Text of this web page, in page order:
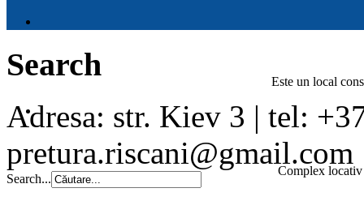
Este un local
Complex
Search
Adresa: str. Kiev 3 | tel:
pretura.riscani@gmail.com
Search...